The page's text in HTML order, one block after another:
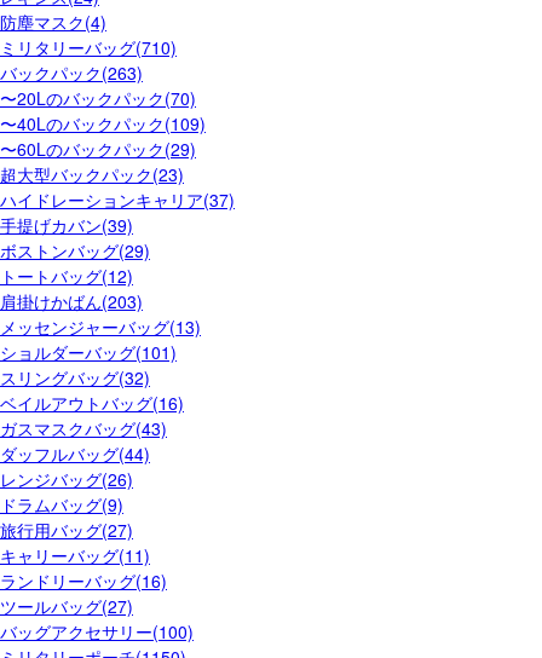
防塵マスク(4)
ミリタリーバッグ(710)
バックパック(263)
〜20Lのバックパック(70)
〜40Lのバックパック(109)
〜60Lのバックパック(29)
超大型バックパック(23)
ハイドレーションキャリア(37)
手提げカバン(39)
ボストンバッグ(29)
トートバッグ(12)
肩掛けかばん(203)
メッセンジャーバッグ(13)
ショルダーバッグ(101)
スリングバッグ(32)
ベイルアウトバッグ(16)
ガスマスクバッグ(43)
ダッフルバッグ(44)
レンジバッグ(26)
ドラムバッグ(9)
旅行用バッグ(27)
キャリーバッグ(11)
ランドリーバッグ(16)
ツールバッグ(27)
バッグアクセサリー(100)